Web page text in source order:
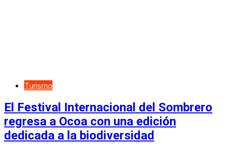
Turismo
El Festival Internacional del Sombrero
regresa a Ocoa con una edición
dedicada a la biodiversidad